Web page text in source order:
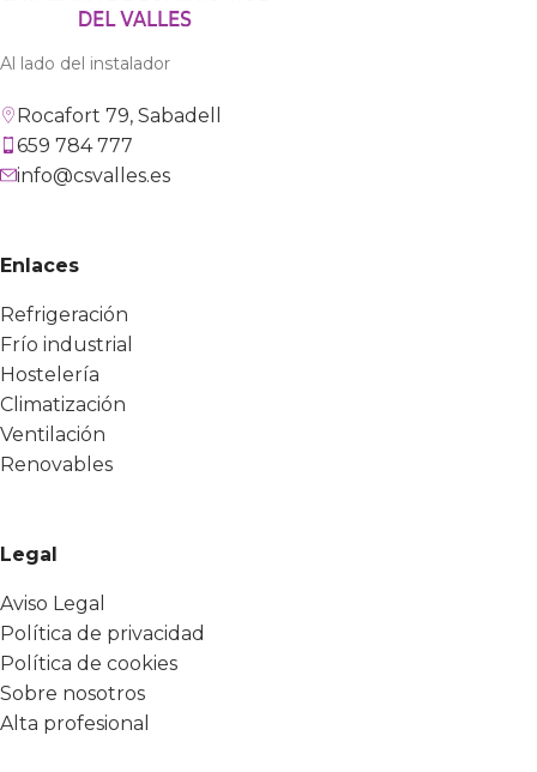
Al lado del instalador
Rocafort 79, Sabadell
659 784 777
info@csvalles.es
Enlaces
Refrigeración
Frío industrial
Hostelería
Climatización
Ventilación
Renovables
Legal
Aviso Legal
Política de privacidad
Política de cookies
Sobre nosotros
Alta profesional